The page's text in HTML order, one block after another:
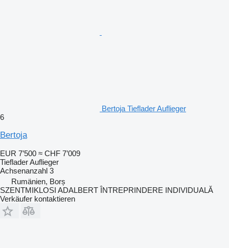
Bertoja Tieflader Auflieger
6
Bertoja
EUR 7’500 ≈ CHF 7’009
Tieflader Auflieger
Achsenanzahl 3
Rumänien, Borș
SZENTMIKLOSI ADALBERT ÎNTREPRINDERE INDIVIDUALĂ
Verkäufer kontaktieren